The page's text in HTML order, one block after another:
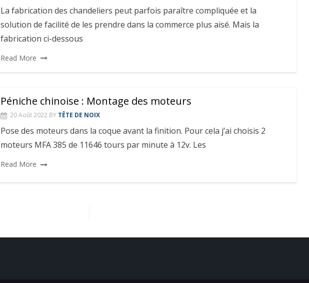
La fabrication des chandeliers peut parfois paraître compliquée et la
solution de facilité de les prendre dans la commerce plus aisé. Mais la
fabrication ci-dessous
Read More
Péniche chinoise : Montage des moteurs
20 Août 2022 BY TÊTE DE NOIX
Pose des moteurs dans la coque avant la finition. Pour cela j’ai choisis 2
moteurs MFA 385 de 11646 tours par minute à 12v. Les
Read More